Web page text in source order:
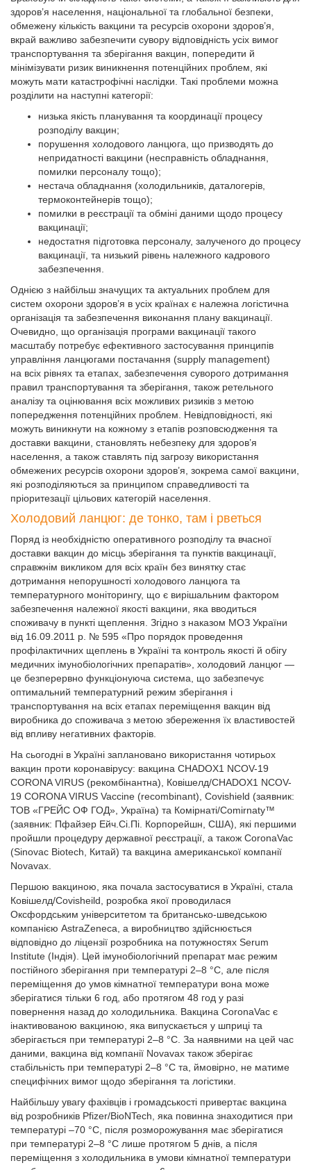
здоров’я населення, національної та глобальної безпеки,
обмежену кількість вакцини та ресурсів охорони здоров’я,
вкрай важливо забезпечити сувору відповідність усіх вимог
транспортування та зберігання вакцин, попередити й
мінімізувати ризик виникнення потенційних проблем, які
можуть мати катастрофічні наслідки. Такі проблеми можна
розділити на наступні категорії:
низька якість планування та координації процесу
розподілу вакцин;
порушення холодового ланцюга, що призводять до
непридатності вакцини (несправність обладнання,
помилки персоналу тощо);
нестача обладнання (холодильників, даталогерів,
термоконтейнерів тощо);
помилки в реєстрації та обміні даними щодо процесу
вакцинації;
недостатня підготовка персоналу, залученого до процесу
вакцинації, та низький рівень належного кадрового
забезпечення.
Однією з найбільш значущих та актуальних проблем для
систем охорони здоров’я в усіх країнах є належна логістична
організація та забезпечення виконання плану вакцинації.
Очевидно, що організація програми вакцинації такого
масштабу потребує ефективного застосування принципів
управління ланцюгами постачання (supply management)
на всіх рівнях та етапах, забезпечення суворого дотримання
правил транспортування та зберігання, також ретельного
аналізу та оцінювання всіх можливих ризиків з метою
попередження потенційних проблем. Невідповідності, які
можуть виникнути на кожному з етапів розповсюдження та
доставки вакцини, становлять небезпеку для здоров’я
населення, а також ставлять під загрозу використання
обмежених ресурсів охорони здоров’я, зокрема самої вакцини,
які розподіляються за принципом справедливості та
пріоритезації цільових категорій населення.
Холодовий ланцюг: де тонко, там і рветься
Поряд із необхідністю оперативного розподілу та вчасної
доставки вакцин до місць зберігання та пунктів вакцинації,
справжнім викликом для всіх країн без винятку стає
дотримання непорушності холодового ланцюга та
температурного моніторингу, що є вирішальним фактором
забезпечення належної якості вакцини, яка вводиться
споживачу в пункті щеплення. Згідно з наказом МОЗ України
від 16.09.2011 р. № 595 «Про порядок проведення
профілактичних щеплень в Україні та контроль якості й обігу
медичних імунобіологічних препаратів», холодовий ланцюг —
це безперервно функціонуюча система, що забезпечує
оптимальний температурний режим зберігання і
транспортування на всіх етапах переміщення вакцин від
виробника до споживача з метою збереження їх властивостей
від впливу негативних факторів.
На сьогодні в Україні заплановано використання чотирьох
вакцин проти коронавірусу: вакцина CHADOX1 NCOV-19
CORONA VIRUS (рекомбінантна), Ковішелд/CHADOX1 NCOV-
19 CORONA VIRUS Vaccine (recombinant), Covishield (заявник:
ТОВ «ГРЕЙС ОФ ГОД», Україна) та Комірнаті/Comirnaty™
(заявник: Пфайзер Ейч.Сі.Пі. Корпорейшн, США), які першими
пройшли процедуру державної реєстрації, а також CoronaVac
(Sinovac Biotech, Китай) та вакцина американської компанії
Novavax.
Першою вакциною, яка почала застосуватися в Україні, стала
Ковішелд/Covisheild, розробка якої проводилася
Оксфордським університетом та британсько-шведською
компанією AstraZeneca, а виробництво здійснюється
відповідно до ліцензії розробника на потужностях Serum
Institute (Індія). Цей імунобіологічний препарат має режим
постійного зберігання при температурі 2–8 °С, але після
переміщення до умов кімнатної температури вона може
зберігатися тільки 6 год, або протягом 48 год у разі
повернення назад до холодильника. Вакцина CoronaVac є
інактивованою вакциною, яка випускається у шприці та
зберігається при температурі 2–8 °С. За наявними на цей час
даними, вакцина від компанії Novavax також зберігає
стабільність при температурі 2–8 °С та, ймовірно, не матиме
специфічних вимог щодо зберігання та логістики.
Найбільшу увагу фахівців і громадськості привертає вакцина
від розробників Pfizer/BioNTech, яка повинна знаходитися при
температурі –70 °C, після розморожування має зберігатися
при температурі 2–8 °С лише протягом 5 днів, а після
переміщення з холодильника в умови кімнатної температури